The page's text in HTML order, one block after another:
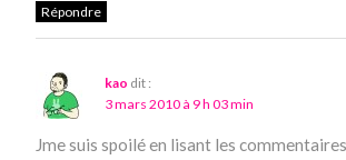
Répondre
kao dit :
3 mars 2010 à 9 h 03 min
Jme suis spoilé en lisant les